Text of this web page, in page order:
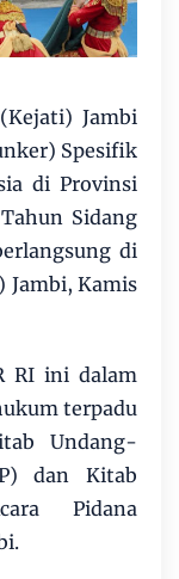
Jambi
Spesifik
di Provinsi
Sidang
di
Jambi, Kamis
RI ini dalam
terpadu
Undang-
dan Kitab
Pidana